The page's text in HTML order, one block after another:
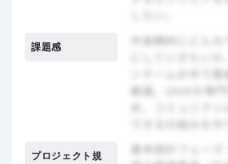
課題感
プロジェクト規